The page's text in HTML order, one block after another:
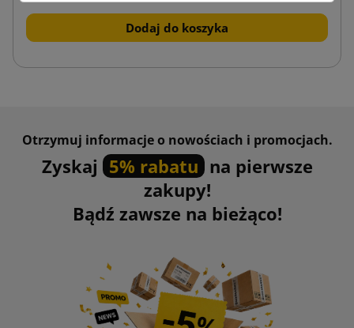
Dodaj do koszyka
Otrzymuj informacje o nowościach i promocjach.
Zyskaj 5% rabatu na pierwsze
zakupy!
Bądź zawsze na bieżąco!